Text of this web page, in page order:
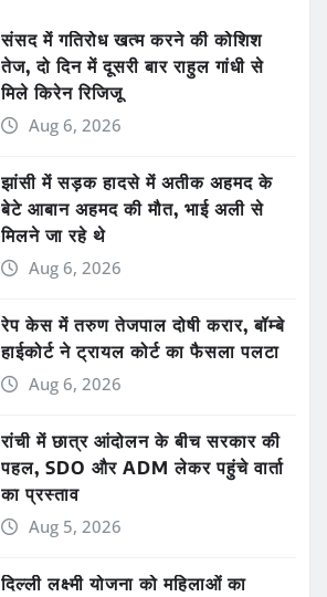
संसद में गतिरोध खत्म करने की कोशिश
तेज, दो दिन में दूसरी बार राहुल गांधी से
मिले किरेन रिजिजू
Aug 6, 2026
झांसी में सड़क हादसे में अतीक अहमद के
बेटे आबान अहमद की मौत, भाई अली से
मिलने जा रहे थे
Aug 6, 2026
रेप केस में तरुण तेजपाल दोषी करार, बॉम्बे
हाईकोर्ट ने ट्रायल कोर्ट का फैसला पलटा
Aug 6, 2026
रांची में छात्र आंदोलन के बीच सरकार की
पहल, SDO और ADM लेकर पहुंचे वार्ता
का प्रस्ताव
Aug 5, 2026
दिल्ली लक्ष्मी योजना को महिलाओं का